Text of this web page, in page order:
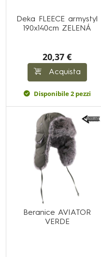
Deka FLEECE armystyl
190x140cm ZELENÁ
20,37 €
Acquista
Disponibile 2 pezzi
Beranice AVIATOR
VERDE